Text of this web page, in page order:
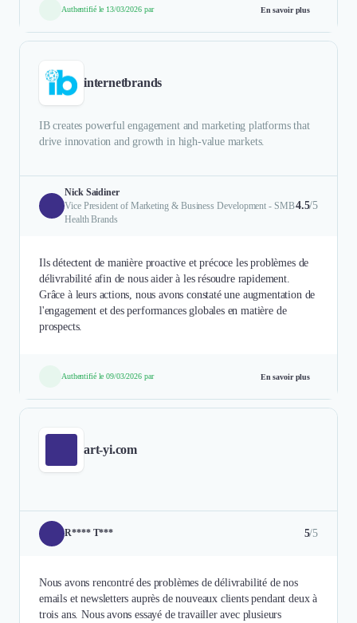
Authentifié le 13/03/2026 par En savoir plus
internetbrands
IB creates powerful engagement and marketing platforms that
drive innovation and growth in high-value markets.
Nick Saidiner
Vice President of Marketing & Business Development - SMB
Health Brands
4.5/5
Ils détectent de manière proactive et précoce les problèmes de
délivrabilité afin de nous aider à les résoudre rapidement.
Grâce à leurs actions, nous avons constaté une augmentation de
l'engagement et des performances globales en matière de
prospects.
Authentifié le 09/03/2026 par En savoir plus
art-yi.com
R**** T*** 5/5
Nous avons rencontré des problèmes de délivrabilité de nos
emails et newsletters auprès de nouveaux clients pendant deux à
trois ans. Nous avons essayé de travailler avec plusieurs